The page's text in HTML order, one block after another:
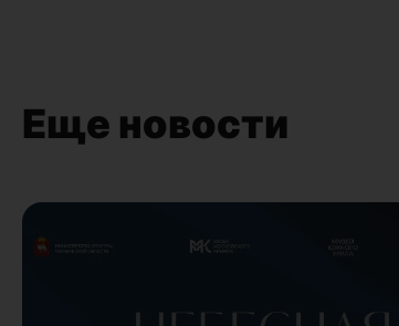
Еще новости